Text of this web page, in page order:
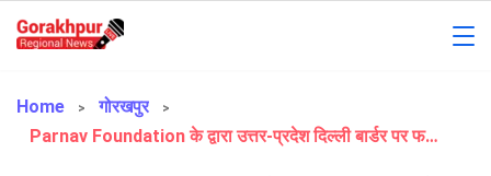
Regional
Home
गोरखपुर
Parnav Foundation के द्वारा उत्तर-प्रदेश दिल्ली बार्डर पर फसे लोगो की मदद की